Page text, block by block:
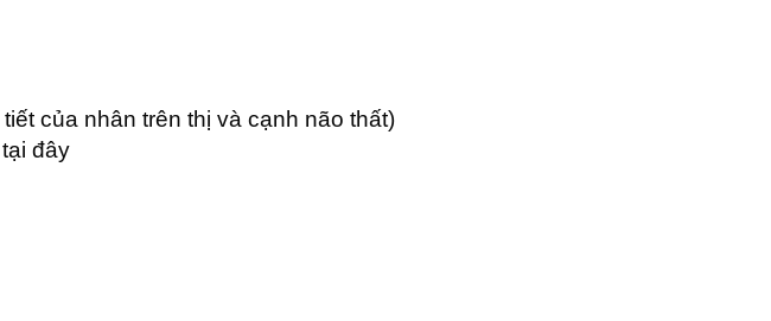
của nhân trên thị và cạnh não thất)
đây